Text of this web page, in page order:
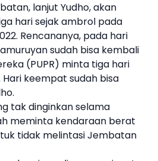
lanjut Yudho, akan
hari sejak ambrol pada
Rencananya, pada hari
sudah bisa kembali
(PUPR) minta tiga hari
keempat sudah bisa
tak dinginkan selama
meminta kendaraan berat
tidak melintasi Jembatan